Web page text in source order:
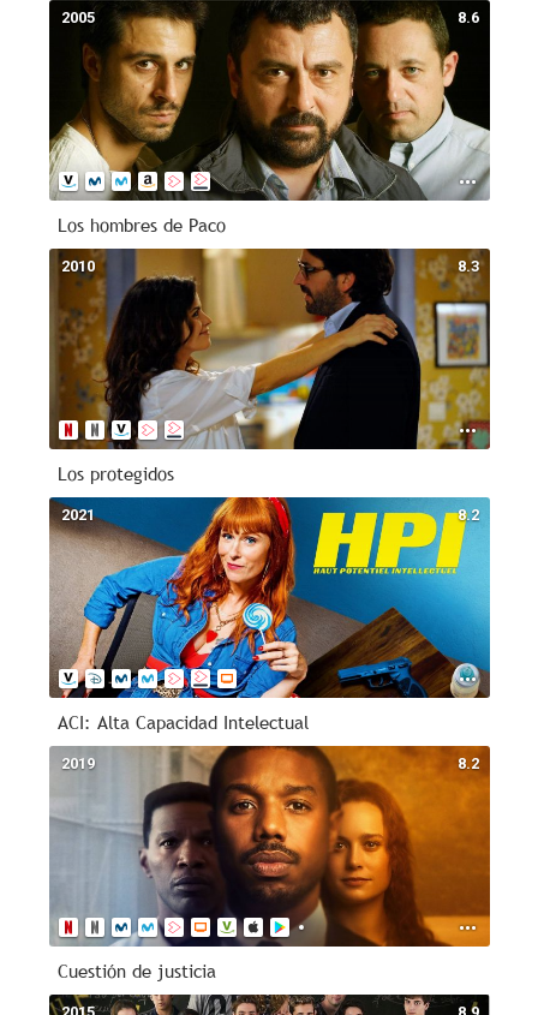
8.6
2005
Los hombres de Paco
8.3
2010
Los protegidos
8.2
2021
ACI: Alta Capacidad Intelectual
8.2
2019
Cuestión de justicia